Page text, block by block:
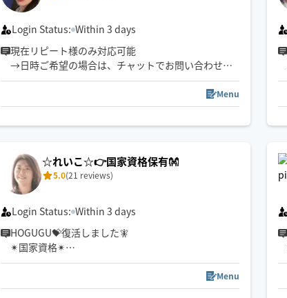
Login Status: Within 3 days
現在リピート様のみ対応可能
→日時ご希望の場合は、チャットでお問い合わせく
ださい✨
⚠️クーポン利用は私の施術リピート様のみです！！
※ご新規様の予約確定はメッセージの返信確認次第
です
をお断りする場合がございますのでご了承ください
Menu
☆れいこ☆👉国家資格保有👐
5.0(21 reviews)
Login Status: Within 3 days
HOGUGU💝復活しました🧚
✴国家資格✴
あん摩マッサージ指圧師👍
💮皆様に極上のリラクゼーションタイムを
Menu